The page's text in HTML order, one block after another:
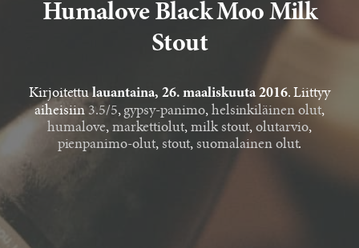
Humalove Black Moo Milk
Stout
Kirjoitettulauantaina, 26. maaliskuuta 2016. Liittyy
aiheisiin 3.5/5, gypsy-panimo, helsinkiläinen olut,
humalove, markettiolut, milk stout,olutarvio,
pienpanimo-olut, stout,suomalainen olut.